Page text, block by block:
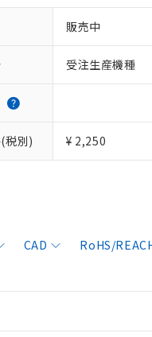
販売中
受注生産機種
税別) ¥ 2,250
CAD RoHS/